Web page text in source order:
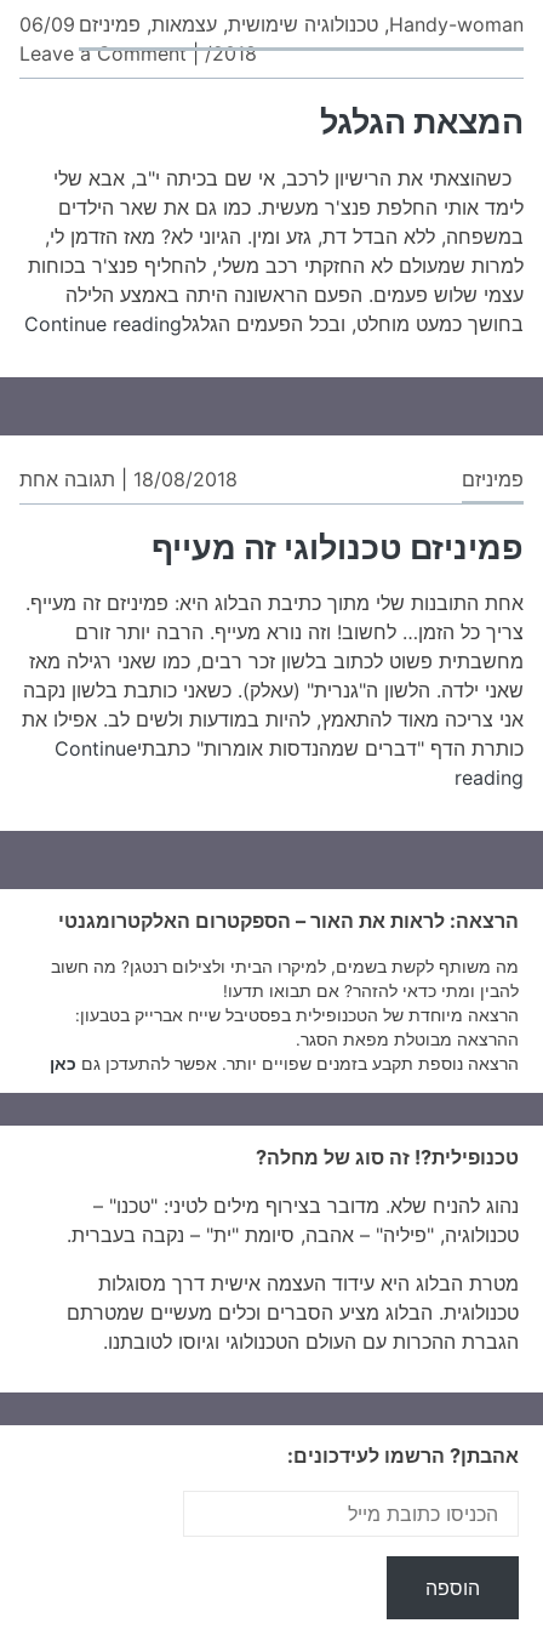
עדיין
מתאים
לי
ללמוד
מדעי
Handy-woman
, טכנולוגיה שימושית, עצמאות, פמיניזם 06/09
/2018
|
Leave a Comment
המצאת הגלגל
כשהוצאתי את הרישיון לרכב, אי שם בכיתה י"ב, אבא שלי
לימד אותי החלפת פנצ'ר מעשית. כמו גם את שאר הילדים
במשפחה, ללא הבדל דת, גזע ומין. הגיוני לא? מאז הזדמן לי,
למרות שמעולם לא החזקתי רכב משלי, להחליף פנצ'ר בכוחות
עצמי שלוש פעמים. הפעם הראשונה היתה באמצע הלילה
בחושך כמעט מוחלט, ובכל הפעמים הגלגלContinue reading
פמיניזם 18/08/2018 תגובה אחתעל
פמיניזם טכנולוגי זה מעייף
אחת התובנות שלי מתוך כתיבת הבלוג היא: פמיניזם זה מעייף.
צריך כל הזמן… לחשוב! וזה נורא מעייף. הרבה יותר זורם
מחשבתית פשוט לכתוב בלשון זכר רבים, כמו שאני רגילה מאז
שאני ילדה. הלשון ה"גנרית" (עאלק). כשאני כותבת בלשון נקבה
אני צריכה מאוד להתאמץ, להיות במודעות ולשים לב. אפילו את
כותרת הדף "דברים שמהנדסות אומרות" כתבתיContinue
reading
זה
הרצאה: לראות את האור – הספקטרום האלקטרומגנטי
מה משותף לקשת בשמים, למיקרו הביתי ולצילום רנטגן? מה חשוב
להבין ומתי כדאי להזהר? אם תבואו תדעו!
הרצאה מיוחדת של הטכנופילית בפסטיבל שייח אברייק בטבעון:
ההרצאה מבוטלת מפאת הסגר.
הרצאה נוספת תקבע בזמנים שפויים יותר. אפשר להתעדכן גם כאן
טכנופילית?! זה סוג של מחלה?
נהוג להניח שלא. מדובר בצירוף מילים לטיני: "טכנו" –
טכנולוגיה, "פיליה" – אהבה, סיומת "ית" – נקבה בעברית.
מטרת הבלוג היא עידוד העצמה אישית דרך מסוגלות
טכנולוגית. הבלוג מציע הסברים וכלים מעשיים שמטרתם
הגברת ההכרות עם העולם הטכנולוגי וגיוסו לטובתנו.
אהבתן? הרשמו לעידכונים: